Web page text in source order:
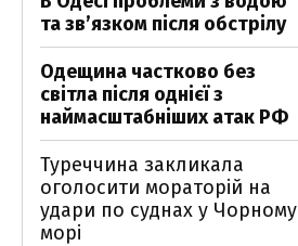
та звʼязком після обстрілу
Одещина частково без
світла після однієї з
наймасштабніших атак РФ
Туреччина закликала
оголосити мораторій на
удари по суднах у Чорному
морі